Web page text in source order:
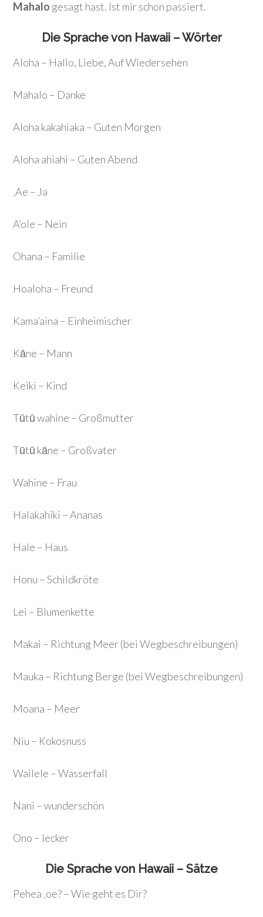
Mahalo gesagt hast. Ist mir schon passiert.
Die Sprache von Hawaii – Wörter
Aloha – Hallo, Liebe, Auf Wiedersehen
Mahalo – Danke
Aloha kakahiaka – Guten Morgen
Aloha ahiahi – Guten Abend
‚Ae – Ja
A’ole – Nein
Ohana – Familie
Hoaloha – Freund
Kama’aina – Einheimischer
Kāne – Mann
Keiki – Kind
Tūtū wahine – Großmutter
Tūtū kāne – Großvater
Wahine – Frau
Halakahiki – Ananas
Hale – Haus
Honu – Schildkröte
Lei – Blumenkette
Makai – Richtung Meer (bei Wegbeschreibungen)
Mauka – Richtung Berge (bei Wegbeschreibungen)
Moana – Meer
Niu – Kokosnuss
Wailele – Wasserfall
Nani – wunderschön
Ono – lecker
Die Sprache von Hawaii – Sätze
Pehea ‚oe? – Wie geht es Dir?